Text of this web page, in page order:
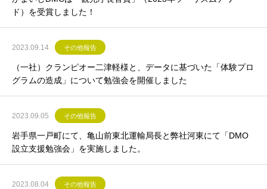
ド）を受賞しました！
2023.09.14 その他報告
（一社）クランピオー二津軽様と、データに基づいた「体験プロ
グラムの造成」について勉強会を開催しました
2023.09.05 その他報告
岩手県一戸町にて、亀山前東北運輸局長と弊社河東にて「DMO
設立支援勉強会」を実施しました。
2023.08.04 その他報告